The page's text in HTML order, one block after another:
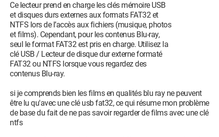
Ce lecteur prend en charge les clés mémoire USB
et disques durs externes aux formats FAT32 et
NTFS lors de l’accès aux fichiers (musique, photos
et films). Cependant, pour les contenus Blu-ray,
seul le format FAT32 est pris en charge. Utilisez la
clé USB / Lecteur de disque dur externe formaté
FAT32 ou NTFS lorsque vous regardez des
contenus Blu-ray.
si je comprends bien les films en qualités blu ray ne peuvent
être lu qu'avec une clé usb fat32, ce qui résume mon problème
de base du fait de ne pas savoir regarder de films avec une clé
ntfs